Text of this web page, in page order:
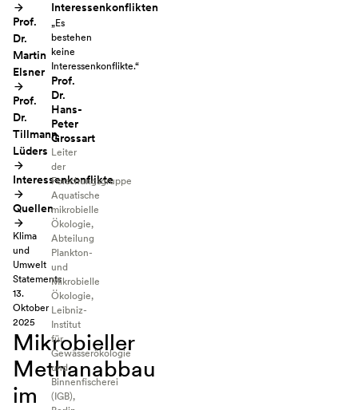
Prof.
Dr.
Martin
Elsner
Prof.
Dr.
Tillmann
Lüders
Interessenkonflikte
Quellen
Klima
und
Umwelt
Statements
13.
Oktober
2025
Mikrobieller
Methanabbau
im
Interessenkonflikten
„Es
bestehen
keine
Interessenkonflikte.“
Prof.
Dr.
Hans-
Peter
Grossart
Leiter
der
Forschungsgruppe
Aquatische
mikrobielle
Ökologie,
Abteilung
Plankton-
und
Mikrobielle
Ökologie,
Leibniz-
Institut
für
Gewässerökologie
und
Binnenfischerei
(IGB),